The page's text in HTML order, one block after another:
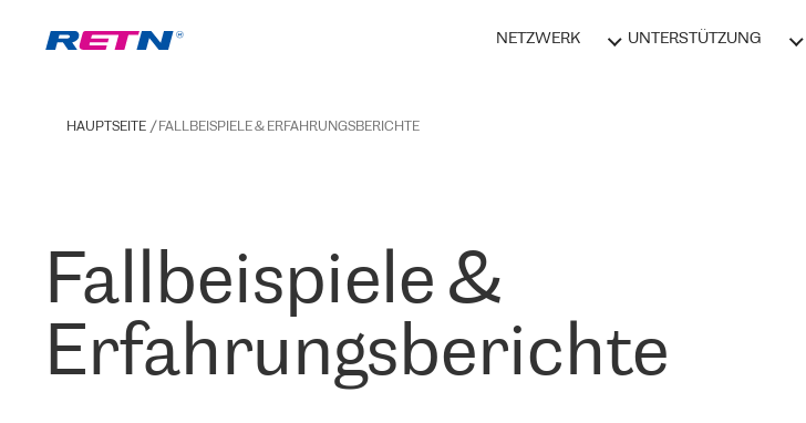
NETZWERK UNTERSTÜTZUNG
HAUPTSEITE FALLBEISPIELE & ERFAHRUNGSBERICHTE
Fallbeispiele &
Erfahrungsberichte